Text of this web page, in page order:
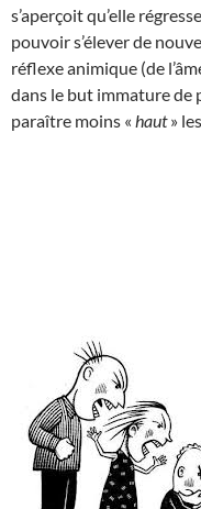
s’aperçoit qu’elle
pouvoir s’élever de
réflexe animique (de
dans le but immature de
paraître moins « haut»